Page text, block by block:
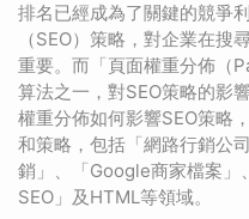
排名已經成為了關鍵的競爭
（SEO）策略，對企業在搜
重要。而「頁面權重分佈（
算法之一，對SEO策略的影
權重分佈如何影響SEO策略
和策略，包括「網路行銷公
銷」、「Google商家檔案」
SEO」及HTML等領域。